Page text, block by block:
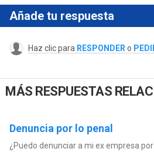
Añade tu respuesta
Haz clic para RESPONDER o
MÁS RESPUESTAS
Denuncia por lo penal
¿Puedo denunciar a mi ex empresa